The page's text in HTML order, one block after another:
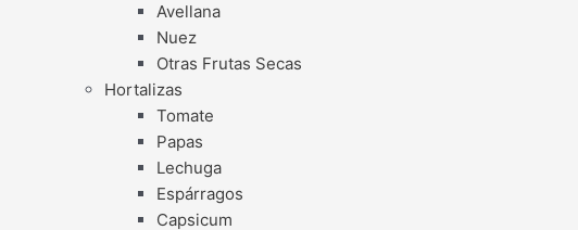
Avellana
Nuez
Otras Frutas Secas
Hortalizas
Tomate
Papas
Lechuga
Espárragos
Capsicum